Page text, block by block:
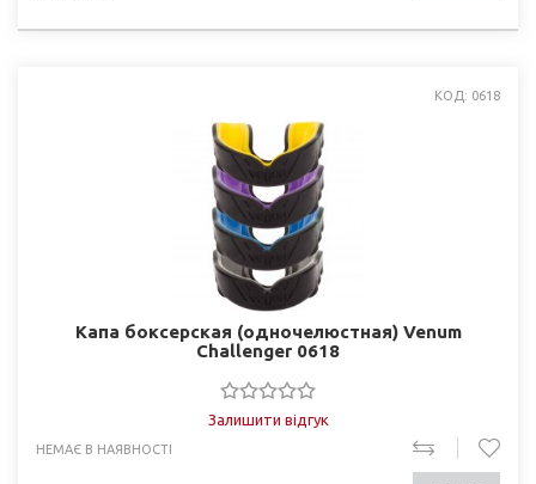
КОД: 0618
Капа боксерская (одночелюстная) Venum
Challenger 0618
Залишити відгук
НЕМАЄ В НАЯВНОСТІ